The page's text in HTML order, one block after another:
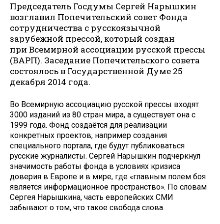
Председатель Госдумы Сергей Нарышкин
возглавил Попечительский совет Фонда
сотрудничества с русскоязычной
зарубежной прессой, который создан
при Всемирной ассоциации русской прессы
(ВАРП). Заседание Попечительского совета
состоялось в Государственной Думе 25
декабря 2014 года.
Во Всемирную ассоциацию русской прессы входят
3000 изданий из 80 стран мира, а существует она с
1999 года. Фонд создаётся для реализации
конкретных проектов, например создания
специального портала, где будут публиковаться
русские журналисты. Сергей Нарышкин подчеркнул
значимость работы фонда в условиях кризиса
доверия в Европе и в мире, где «главным полем боя
является информационное пространство». По словам
Сергея Нарышкина, часть европейских СМИ
забывают о том, что такое свобода слова.